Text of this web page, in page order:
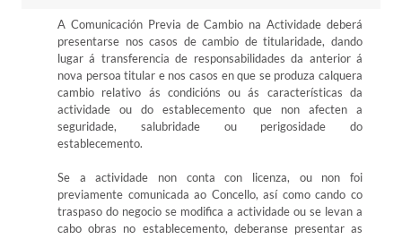
A Comunicación Previa de Cambio na Actividade deberá
presentarse nos casos de cambio de titularidade, dando
lugar á transferencia de responsabilidades da anterior á
nova persoa titular e nos casos en que se produza calquera
cambio relativo ás condicións ou ás características da
actividade ou do establecemento que non afecten a
seguridade, salubridade ou perigosidade do
establecemento.
Se a actividade non conta con licenza, ou non foi
previamente comunicada ao Concello, así como cando co
traspaso do negocio se modifica a actividade ou se levan a
cabo obras no establecemento, deberanse presentar as